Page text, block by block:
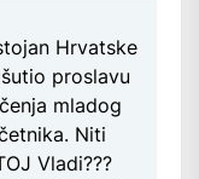
Hrvatske
proslavu
mladog
Niti
Vladi???